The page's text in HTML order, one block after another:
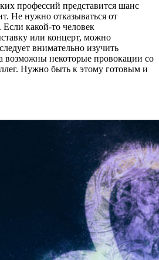
профессий представится шанс
Не нужно отказываться от
какой-то человек
или концерт, можно
внимательно изучить
возможны некоторые провокации со
Нужно быть к этому готовым и